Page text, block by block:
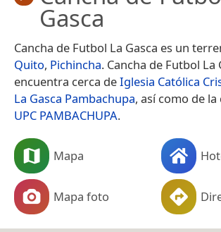
Gasca
Cancha de Futbol La Gasca es un
Quito, Pichincha. Cancha de Futbol La
encuentra cerca deIglesia Católica
La Gasca Pambachupa, así como de
UPC PAMBACHUPA.
Mapa
Mapa foto